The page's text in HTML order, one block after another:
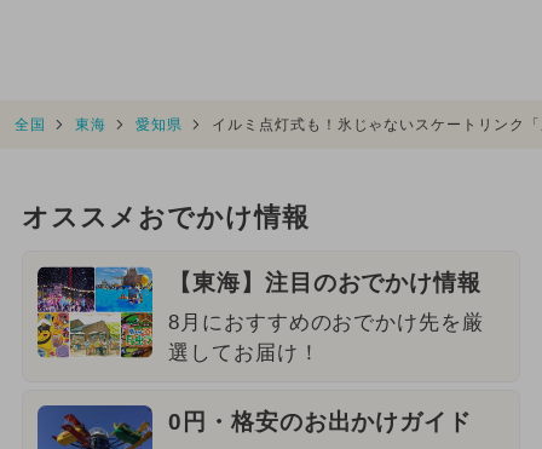
全国 東海 愛知県 イルミ点灯式も！氷じゃないスケートリン
オススメおでかけ情報
【東海】注目のおでかけ情報
8月におすすめのおでかけ先を厳
選してお届け！
0円・格安のお出かけガイド